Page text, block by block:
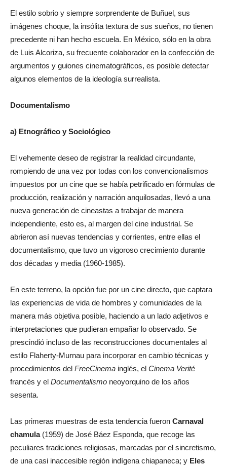
El estilo sobrio y siempre sorprendente de Buñuel, sus
imágenes choque, la insólita textura de sus sueños, no tienen
precedente ni han hecho escuela. En México, sólo en la obra
de Luis Alcoriza, su frecuente colaborador en la confección de
argumentos y guiones cinematográficos, es posible detectar
algunos elementos de la ideología surrealista.
Documentalismo
a) Etnográfico y Sociológico
El vehemente deseo de registrar la realidad circundante,
rompiendo de una vez por todas con los convencionalismos
impuestos por un cine que se había petrificado en fórmulas de
producción, realización y narración anquilosadas, llevó a una
nueva generación de cineastas a trabajar de manera
independiente, esto es, al margen del cine industrial. Se
abrieron así nuevas tendencias y corrientes, entre ellas el
documentalismo, que tuvo un vigoroso crecimiento durante
dos décadas y media (1960-1985).
En este terreno, la opción fue por un cine directo, que captara
las experiencias de vida de hombres y comunidades de la
manera más objetiva posible, haciendo a un lado adjetivos e
interpretaciones que pudieran empañar lo observado. Se
prescindió incluso de las reconstrucciones documentales al
estilo Flaherty-Murnau para incorporar en cambio técnicas y
procedimientos del FreeCinema inglés, el Cinema Verité
francés y el Documentalismo neoyorquino de los años
sesenta.
Las primeras muestras de esta tendencia fueron Carnaval
chamula(1959) de José Báez Esponda, que recoge las
peculiares tradiciones religiosas, marcadas por el sincretismo,
de una casi inaccesible región indígena chiapaneca; y Eles